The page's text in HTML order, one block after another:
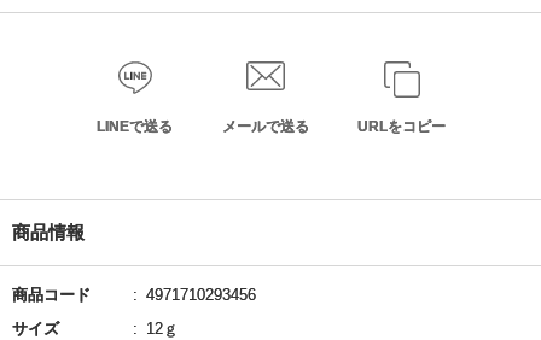
LINEで送る メールで送る URLをコピー
商品情報
商品コード
4971710293456
サイズ
12ｇ